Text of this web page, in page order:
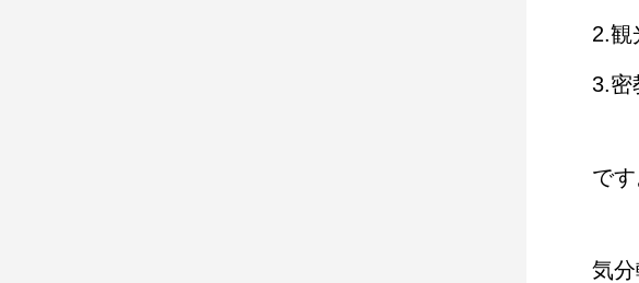
2.観
3.密
です
気分